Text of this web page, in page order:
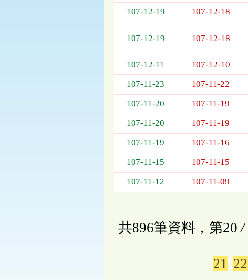
事
107-12-19 107-12-18
107-12-19 107-12-18
107-12-11 107-12-10
107-11-23 107-11-22
107-11-20 107-11-19
107-11-20 107-11-19
107-11-19 107-11-16
107-11-15 107-11-15
107-11-12 107-11-09
共896筆資料，第20 /
21 22